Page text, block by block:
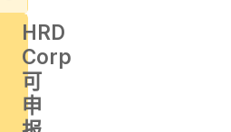
HRD
Corp
可
申